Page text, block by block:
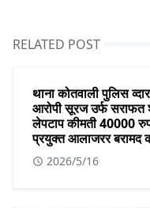
RELATED POST
थाना कोतवाली पुलिस
आरोपी सूरज उर्फ सराफत
लेपटाप कीमती 40000
प्रयुक्त आलाजरर बरामद
2026/5/16